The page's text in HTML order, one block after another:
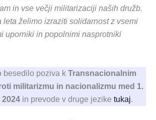
in vse večji militarizaciji naših družb.
leta želimo izraziti solidarnost z vsemi
uporniki in popolnimi nasprotniki
besedilo poziva k Transnacionalnim
militarizmu in nacionalizmu med 1.
in prevode v druge jezike tukaj.